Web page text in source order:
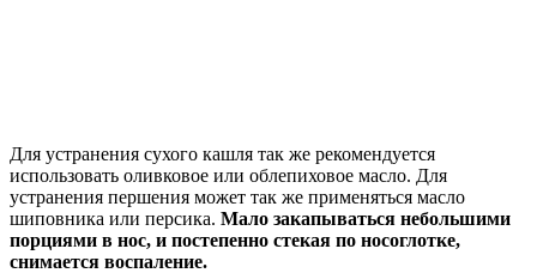
Для устранения сухого кашля так же рекомендуется
использовать оливковое или облепиховое масло. Для
устранения першения может так же применяться масло
шиповника или персика. Мало закапываться небольшими
порциями в нос, и постепенно стекая по носоглотке,
снимается воспаление.